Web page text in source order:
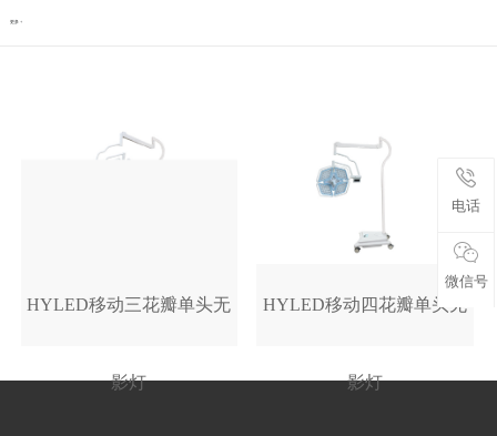
更多 +
HYLED移动三花瓣单头无
影灯
HYLED移动四花瓣单头无
影灯
电话
微信号